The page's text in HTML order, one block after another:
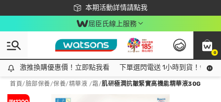
本期活動詳情請點我
下載app最高回饋$350
屈臣氏線上服務
0
激推換購優惠價！立即點我看
激推換購優惠價！立即點我看 下單選閃電送 1小時到貨！領神
首頁/臉部保養/保養/精華液 /霜/肌研極潤抗皺緊實高機能精華液30G